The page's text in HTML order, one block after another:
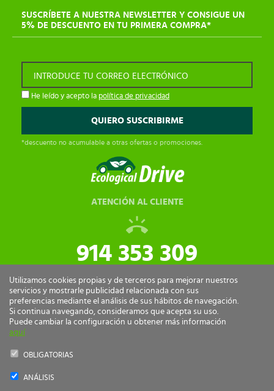
SUSCRÍBETE A NUESTRA NEWSLETTER Y CONSIGUE UN
5% DE DESCUENTO EN TU PRIMERA COMPRA*
INTRODUCE TU CORREO ELECTRÓNICO
He leído y acepto la política de privacidad
*descuento no acumulable a otras ofertas o promociones.
ATENCIÓN AL CLIENTE
914 353 309
tiendaonline@ecologicaldrive.com
Utilizamos cookies propias y de terceros para mejorar nuestros
servicios y mostrarle publicidad relacionada con sus
preferencias mediante el análisis de sus hábitos de navegación.
Si continua navegando, consideramos que acepta su uso.
Puede cambiar la configuración u obtener más información
aquí
OBLIGATORIAS
ANÁLISIS